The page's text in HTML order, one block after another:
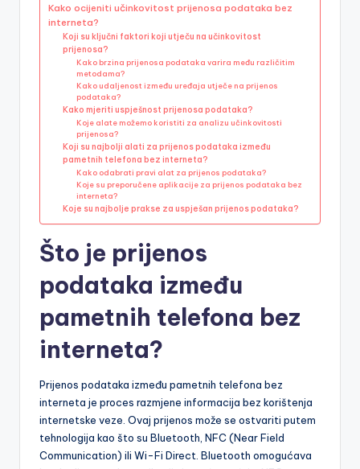
Kako ocijeniti učinkovitost prijenosa podataka bez
interneta?
Koji su ključni faktori koji utječu na učinkovitost
prijenosa?
Kako brzina prijenosa podataka varira među različitim
metodama?
Kako udaljenost između uređaja utječe na prijenos
podataka?
Kako mjeriti uspješnost prijenosa podataka?
Koje alate možemo koristiti za analizu učinkovitosti
prijenosa?
Koji su najbolji alati za prijenos podataka između
pametnih telefona bez interneta?
Kako odabrati pravi alat za prijenos podataka?
Koje su preporučene aplikacije za prijenos podataka bez
interneta?
Koje su najbolje prakse za uspješan prijenos podataka?
Što je prijenos
podataka između
pametnih telefona bez
interneta?
Prijenos podataka između pametnih telefona bez
interneta je proces razmjene informacija bez korištenja
internetske veze. Ovaj prijenos može se ostvariti putem
tehnologija kao što su Bluetooth, NFC (Near Field
Communication) ili Wi-Fi Direct. Bluetooth omogućava